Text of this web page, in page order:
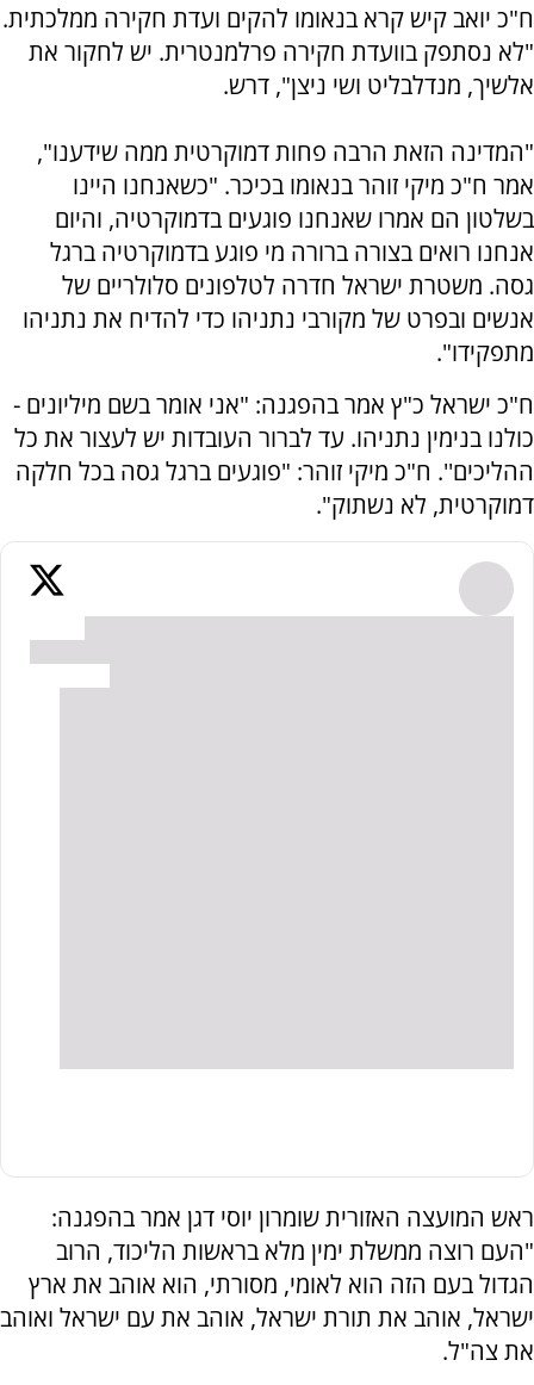
ח"כ יואב קיש קרא בנאומו להקים ועדת חקירה ממלכתית.
"לא נסתפק בוועדת חקירה פרלמנטרית. יש לחקור את
אלשיך, מנדלבליט ושי ניצן", דרש.
"המדינה הזאת הרבה פחות דמוקרטית ממה שידענו",
אמר ח"כ מיקי זוהר בנאומו בכיכר. "כשאנחנו היינו
בשלטון הם אמרו שאנחנו פוגעים בדמוקרטיה, והיום
אנחנו רואים בצורה ברורה מי פוגע בדמוקרטיה ברגל
גסה. משטרת ישראל חדרה לטלפונים סלולריים של
אנשים ובפרט של מקורבי נתניהו כדי להדיח את נתניהו
מתפקידו".
ח"כ ישראל כ"ץ אמר בהפגנה: "אני אומר בשם מיליונים -
כולנו בנימין נתניהו. עד לברור העובדות יש לעצור את כל
ההליכים''. ח"כ מיקי זוהר: "פוגעים ברגל גסה בכל חלקה
דמוקרטית, לא נשתוק".
ראש המועצה האזורית שומרון יוסי דגן אמר בהפגנה:
"העם רוצה ממשלת ימין מלא בראשות הליכוד, הרוב
הגדול בעם הזה הוא לאומי, מסורתי, הוא אוהב את ארץ
ישראל, אוהב את תורת ישראל, אוהב את עם ישראל ואוהב
את צה"ל.